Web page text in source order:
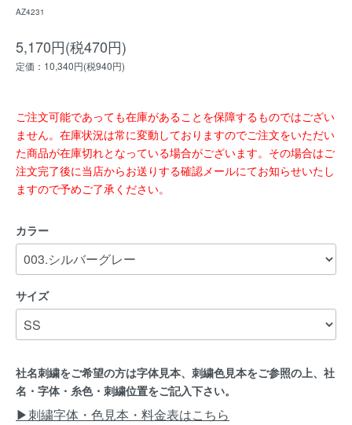
AZ4231
5,170円(税470円)
定価：10,340円(税940円)
ご注文可能であっても在庫があることを保障するものではござい
ません。在庫状況は常に変動しておりますのでご注文をいただい
た商品が在庫切れとなっている場合がございます。その場合はご
注文完了後に当店からお送りする確認メールにてお知らせいたし
ますので予めご了承ください。
カラー
サイズ
社名刺繍をご希望の方は字体見本、刺繍色見本をご参照の上、社
名・字体・糸色・刺繍位置をご記入下さい。
▶刺繍字体・色見本・料金表はこちら